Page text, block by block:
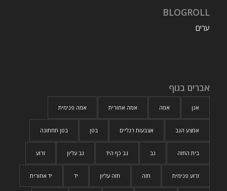
BLOGROLL
ערים
אברים בגוף
אגן אמה אמה אחורית אמה פנימית
אמצע הגב אצבעות רגליים בטן בטן תחתונה
בית החזה גב גב כף היד גב עליון זרוע
זרוע פנימית חזה חזה עליון יד יד אחורית